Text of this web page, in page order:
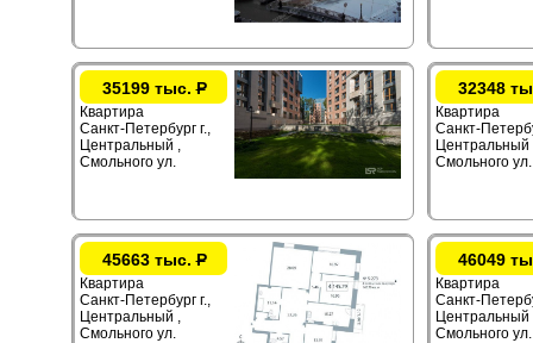
35199 тыс.Р
Квартира
Санкт-Петербург г.,
Центральный ,
Смольного ул.
32348
Квартира
Санкт-
Центральный
Смольного ул.
45663 тыс.Р
Квартира
Санкт-Петербург г.,
Центральный ,
Смольного ул.
46049
Квартира
Санкт-
Центральный
Смольного ул.